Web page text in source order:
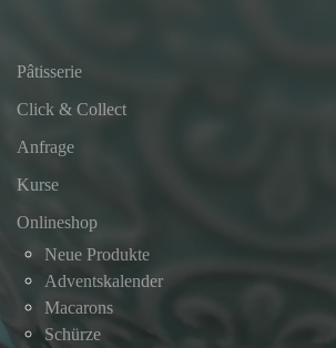
Pâtisserie
Click & Collect
Anfrage
Kurse
Onlineshop
Neue Produkte
Adventskalender
Macarons
Schürze